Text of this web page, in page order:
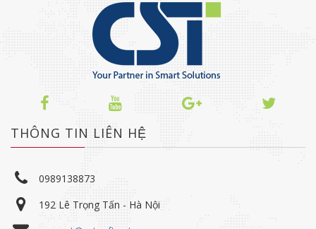
THÔNG TIN LIÊN HỆ
0989138873
192 Lê Trọng Tấn - Hà Nội